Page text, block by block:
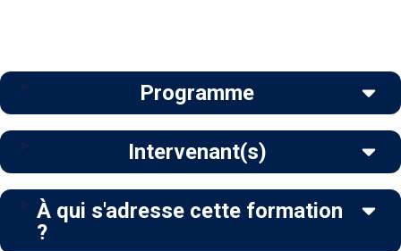
Programme
Intervenant(s)
À qui s'adresse cette formation
?